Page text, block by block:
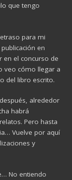
que tengo
para mi
en
en el concurso de
veo cómo llegar a
del libro escrito.
alrededor
habrá
Pero hasta
Vuelve por aquí
y
No entiendo